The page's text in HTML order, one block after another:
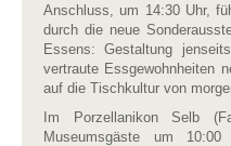
Anschluss, um 14:30 Uhr,
durch die neue
Essens: Gestaltung
vertraute Essgewohnheiten
auf die Tischkultur von
Im Porzellanikon Selb
Museumsgäste um